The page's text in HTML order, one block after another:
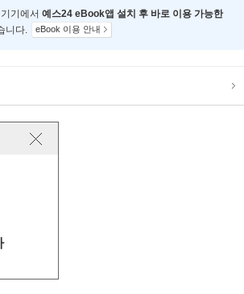
기에서 예스24 eBook앱 설치 후 바로 이용 가능한
니다. eBook 이용 안내